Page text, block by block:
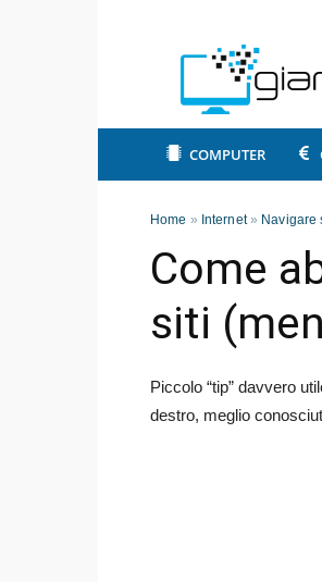
COMPUTER
Home » Internet» Navigare
Come
siti
Piccolo “tip” davvero
destro, meglio